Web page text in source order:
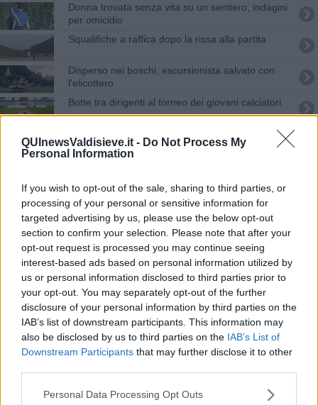
QUInewsValdisieve.it - Do Not Process My
Personal Information
If you wish to opt-out of the sale, sharing to third parties, or
processing of your personal or sensitive information for
targeted advertising by us, please use the below opt-out
section to confirm your selection. Please note that after your
opt-out request is processed you may continue seeing
interest-based ads based on personal information utilized by
us or personal information disclosed to third parties prior to
your opt-out. You may separately opt-out of the further
disclosure of your personal information by third parties on the
IAB’s list of downstream participants. This information may
also be disclosed by us to third parties on the IAB’s List of
Downstream Participants that may further disclose it to other
Personal Data Processing Opt Outs
Donna trovata senza vita su un sentiero, indagini
per omicidio
Squalifiche a raffica dopo la rissa alla partita
Disperso nei boschi, escursionista salvato con
l'elicottero
Botte tra dirigenti al torneo dei giovani calciatori
Frane e strade chiuse, ancora evacuati e isolati
dopo il nubifragio
Frana vicino ai binari, nuovo stop ai treni
Allagamenti e frane, centinaia di interventi
Isolati da allagamenti e frane
Nubifragi, allagamenti ed evacuazioni, paura per
la piena dell'Arno
Covid, 18 nuovi casi e 3 decessi in una settimana